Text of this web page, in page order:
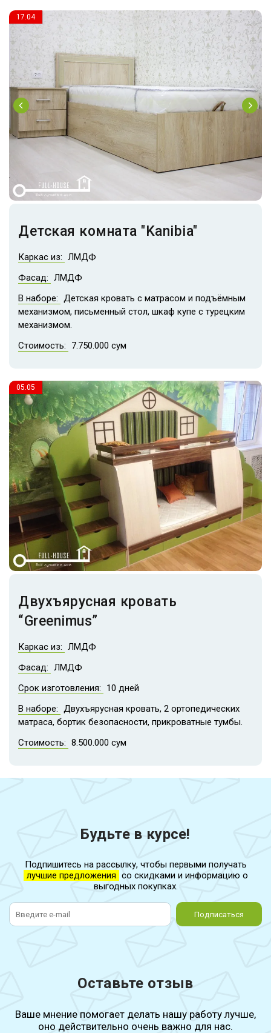
17.04
Детская комната "Kanibia"
Каркас из: ЛМДФ
Фасад: ЛМДФ
В наборе: Детская кровать с матрасом и подъёмным
механизмом, письменный стол, шкаф купе с турецким
механизмом.
Стоимость:
7.750.000 сум
05.05
Двухъярусная кровать
“Greenimus”
Каркас из: ЛМДФ
Фасад: ЛМДФ
Срок изготовления:
10 дней
В наборе: Двухъярусная кровать, 2 ортопедических
матраса, бортик безопасности, прикроватные тумбы.
Стоимость: 8.500.000 сум
Будьте в курсе!
Подпишитесь на рассылку, чтобы первыми получать
лучшие предложения со скидками и информацию о
выгодных покупках.
Подписаться
Оставьте отзыв
Ваше мнение помогает делать нашу работу лучше,
оно действительно очень важно для нас.